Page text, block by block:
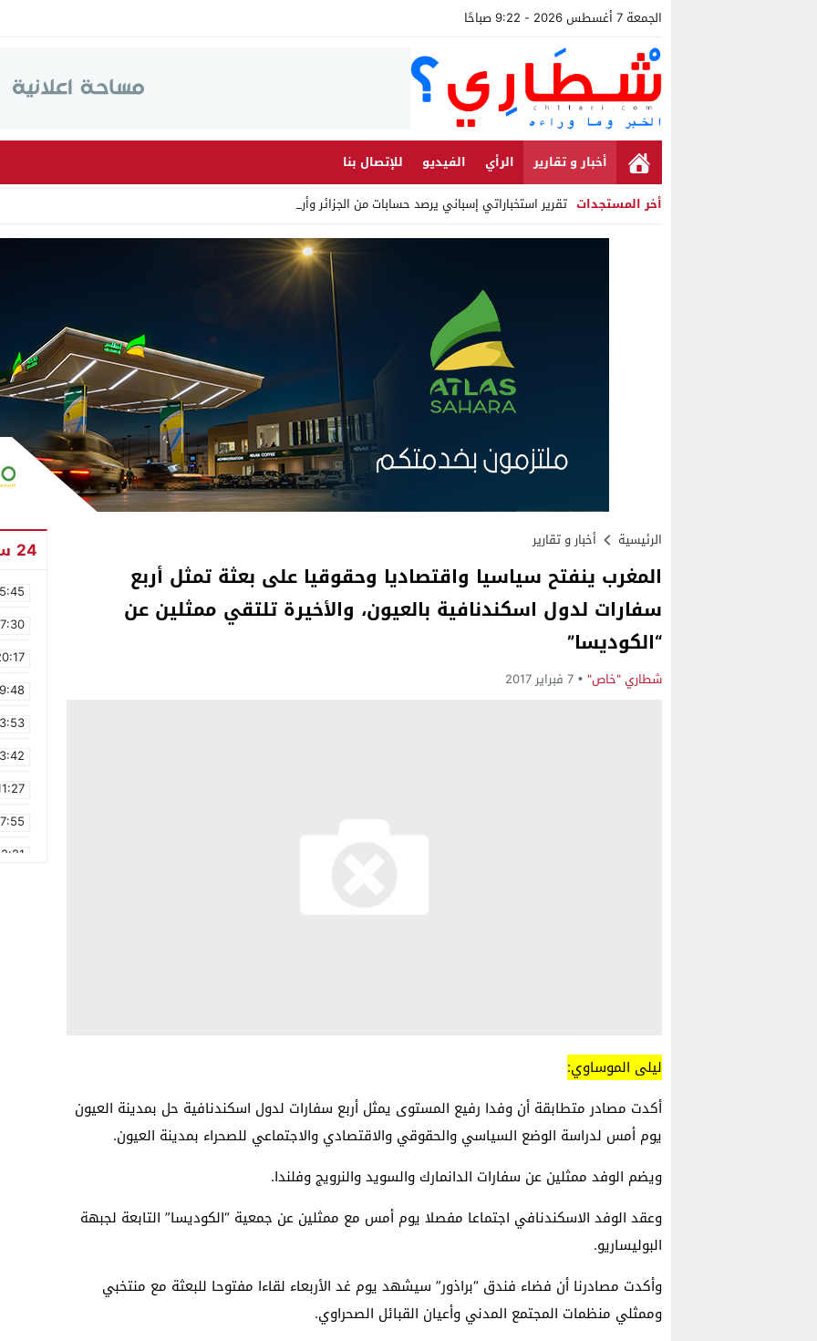
الجمعة 7 أغسطس 2026 - 9:22 صباحًا
أخبار و تقارير الرأي الفيديو
للإتصال بنا
أخر المستجدات تقرير استخباراتي إسباني يرصد حسابات من الجزائر وأرقاما بـ”2 _
Stop
الرئيسية أخبار و تقارير
المغرب ينفتح سياسيا واقتصاديا وحقوقيا على بعثة تمثل أربع
سفارات لدول اسكندنافية بالعيون، والأخيرة تلتقي ممثلين عن
“الكوديسا”
شطاري "خاص" 7 فبراير 2017
ليلى الموساوي:
أكدت مصادر متطابقة أن وفدا رفيع المستوى يمثل أربع سفارات لدول اسكندنافية حل بمدينة العيون
يوم أمس لدراسة الوضع السياسي والحقوقي والاقتصادي والاجتماعي للصحراء بمدينة العيون.
ويضم الوفد ممثلين عن سفارات الدانمارك والسويد والنرويج وفلندا.
وعقد الوفد الاسكندنافي اجتماعا مفصلا يوم أمس مع ممثلين عن جمعية “الكوديسا” التابعة لجبهة
البوليساريو.
وأكدت مصادرنا أن فضاء فندق “براذور” سيشهد يوم غد الأربعاء لقاءا مفتوحا للبعثة مع منتخبي
وممثلي منظمات المجتمع المدني وأعيان القبائل الصحراوي.
24 ساعة